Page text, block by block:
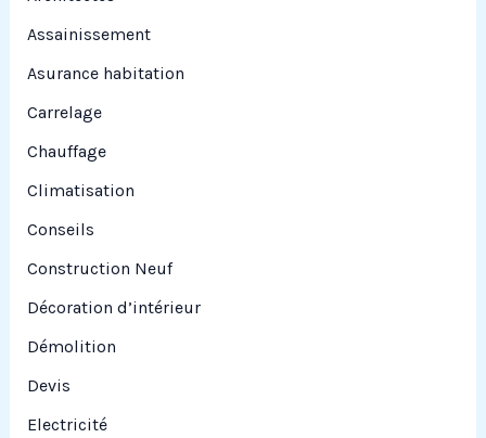
:
Assainissement
Asurance habitation
Carrelage
Chauffage
Climatisation
Conseils
Construction Neuf
Décoration d’intérieur
Démolition
Devis
Electricité